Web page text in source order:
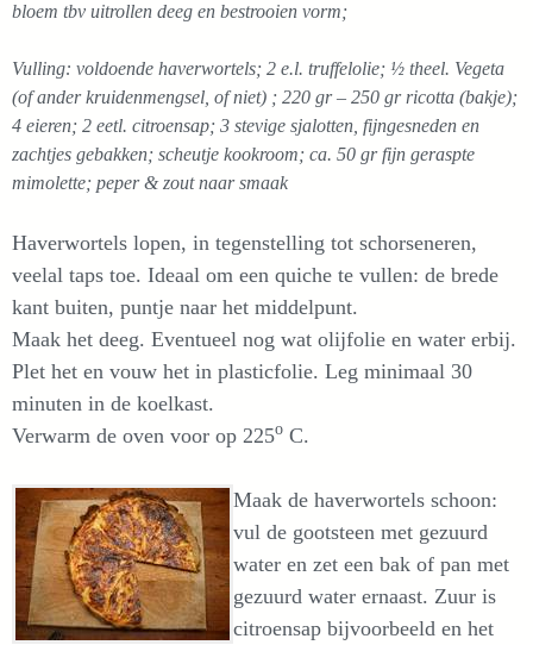
bloem tbv uitrollen deeg en bestrooien vorm;
Vulling: voldoende haverwortels; 2 e.l. truffelolie; ½ theel. Vegeta
(of ander kruidenmengsel, of niet) ; 220 gr – 250 gr ricotta (bakje);
4 eieren; 2 eetl. citroensap; 3 stevige sjalotten, fijngesneden en
zachtjes gebakken; scheutje kookroom; ca. 50 gr fijn geraspte
mimolette; peper & zout naar smaak
Haverwortels lopen, in tegenstelling tot schorseneren,
veelal taps toe. Ideaal om een quiche te vullen: de brede
kant buiten, puntje naar het middelpunt.
Maak het deeg. Eventueel nog wat olijfolie en water erbij.
Plet het en vouw het in plasticfolie. Leg minimaal 30
minuten in de koelkast.
Verwarm de oven voor op 225o C.
Maak de haverwortels schoon:
vul de gootsteen met gezuurd
water en zet een bak of pan met
gezuurd water ernaast. Zuur is
citroensap bijvoorbeeld en het